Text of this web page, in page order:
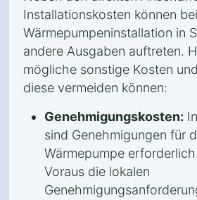
Installationskosten können
Wärmepumpeninstallation in
andere Ausgaben auftreten.
mögliche sonstige Kosten
diese vermeiden können:
Genehmigungskosten:
sind Genehmigungen für
Wärmepumpe
Voraus die lokalen